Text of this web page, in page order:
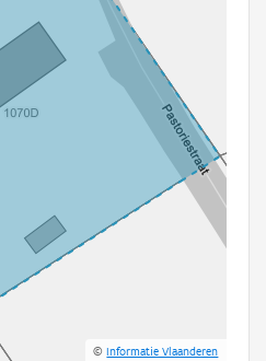
©Informatie Vlaanderen